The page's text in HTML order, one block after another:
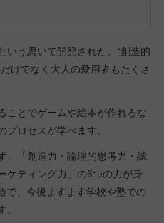
いう思いで開発された、“創造的
けでなく大人の愛用者もたくさ
ことでゲームや絵本が作れるな
プロセスが学べます。
、「創造力・論理的思考力・試
ケティング力」の6つの力が身
で、今後ますます学校や塾での